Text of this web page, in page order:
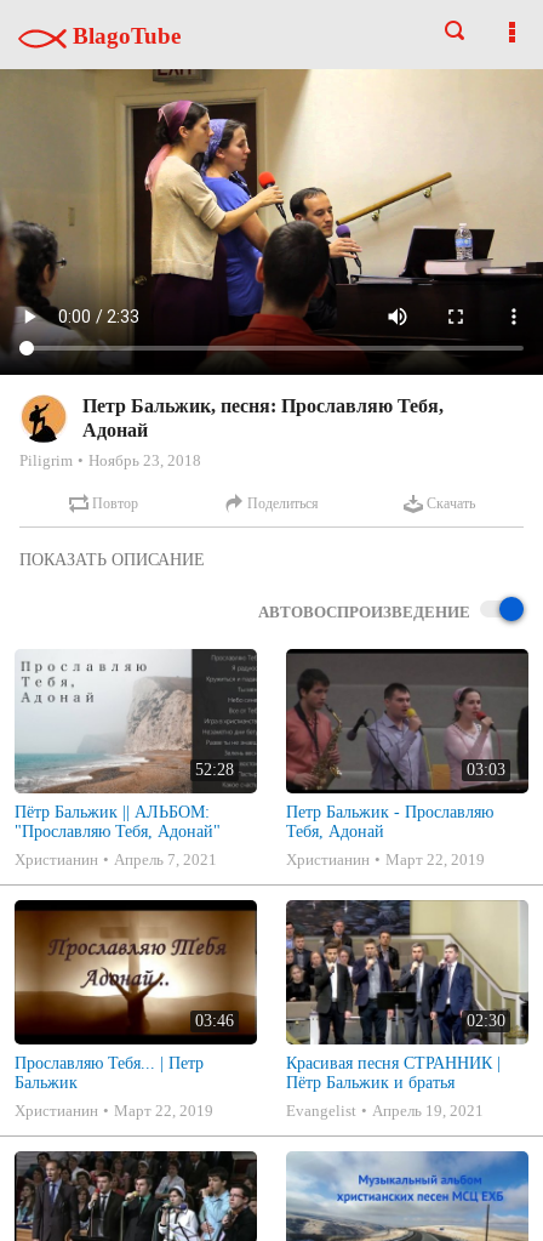
BlagoTube
Петр Бальжик, песня: Прославляю Тебя,
Адонай
Piligrim Ноябрь 23, 2018
Повтор Поделиться Скачать
Воскресное Богослужение в церкви г. Финикс, МСЦ.  Участники:
АВТОВОСПРОИЗВЕДЕНИЕ
52:28
Пётр Бальжик || АЛЬБОМ:
"Прославляю Тебя, Адонай"
Христианин
Апрель 7, 2021
03:03
Петр Бальжик - Прославляю
Тебя, Адонай
Христианин
Март 22, 2019
03:46
Прославляю Тебя... | Петр
Бальжик
Христианин
Март 22, 2019
02:30
Красивая песня СТРАННИК |
Пётр Бальжик и братья
Evangelist
Апрель 19, 2021